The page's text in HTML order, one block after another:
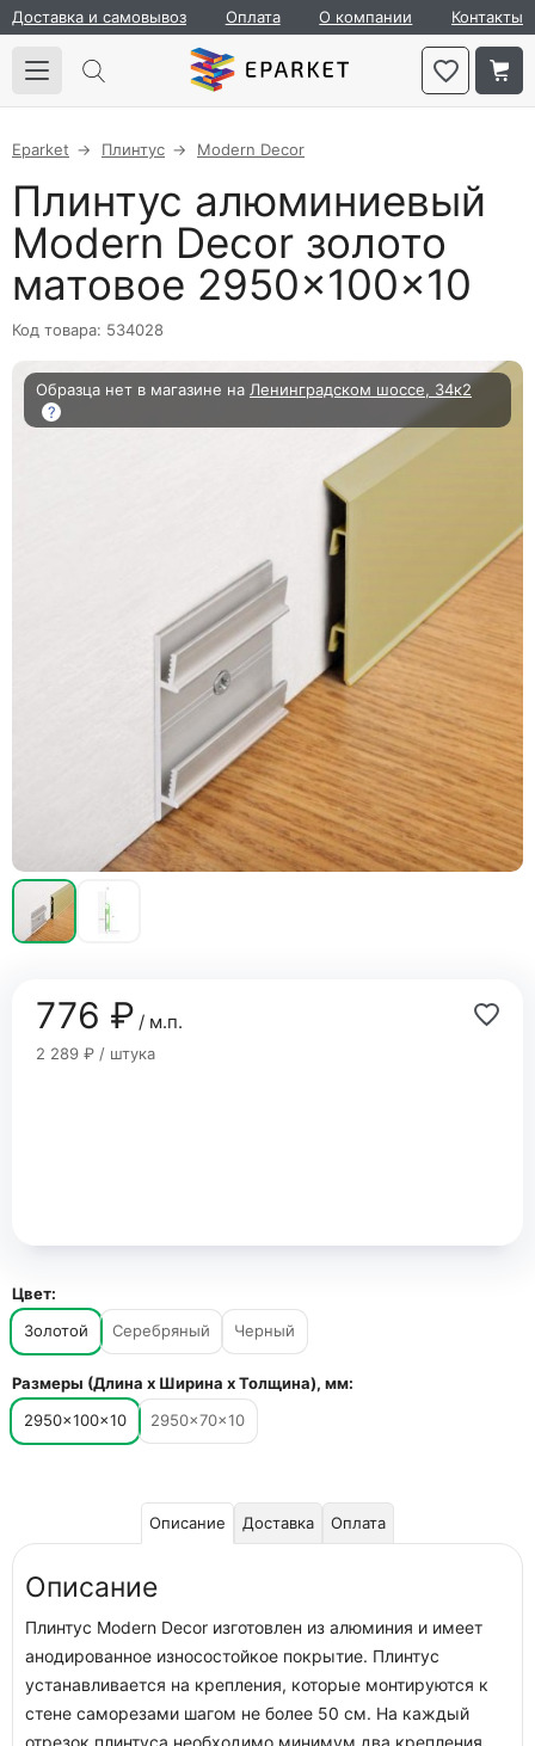
Доставка и самовывоз Оплата О компании Контакты
Eparket Плинтус Modern Decor
Плинтус алюминиевый
Modern Decor золото
матовое 2950×100×10
Код товара: 534028
Образца нет в магазине на Ленинградском шоссе, 34к2
?
776 ₽/ м.п.
2 289 ₽ / штука
Цвет:
Золотой
Серебряный Черный
Размеры (Длина х Ширина х Толщина), мм:
2950×100×10
2950×70×10
Описание Доставка Оплата
Описание
Плинтус Modern Decor изготовлен из алюминия и имеет
анодированное износостойкое покрытие. Плинтус
устанавливается на крепления, которые монтируются к
стене саморезами шагом не более 50 см. На каждый
отрезок плинтуса необходимо минимум два крепления.